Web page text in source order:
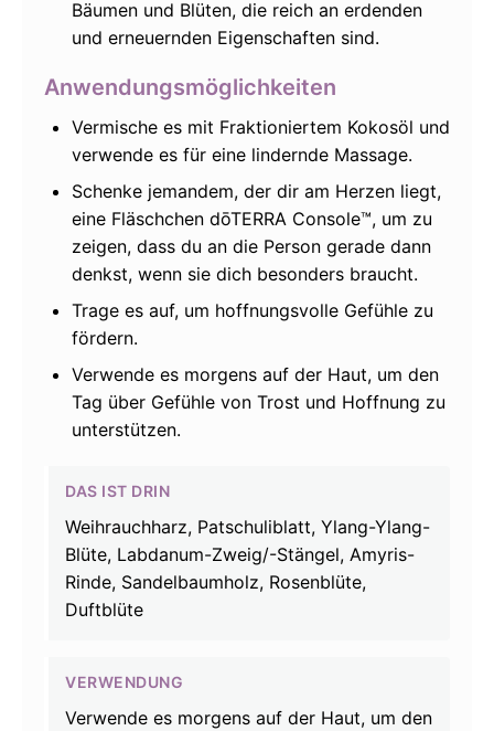
Bäumen und Blüten, die reich an erdenden
und erneuernden Eigenschaften sind.
Anwendungsmöglichkeiten
Vermische es mit Fraktioniertem Kokosöl und
verwende es für eine lindernde Massage.
Schenke jemandem, der dir am Herzen liegt,
eine Fläschchen dōTERRA Console™, um zu
zeigen, dass du an die Person gerade dann
denkst, wenn sie dich besonders braucht.
Trage es auf, um hoffnungsvolle Gefühle zu
fördern.
Verwende es morgens auf der Haut, um den
Tag über Gefühle von Trost und Hoffnung zu
unterstützen.
DAS IST DRIN
Weihrauchharz, Patschuliblatt, Ylang-Ylang-
Blüte, Labdanum-Zweig/-Stängel, Amyris-
Rinde, Sandelbaumholz, Rosenblüte,
Duftblüte
VERWENDUNG
Verwende es morgens auf der Haut, um den